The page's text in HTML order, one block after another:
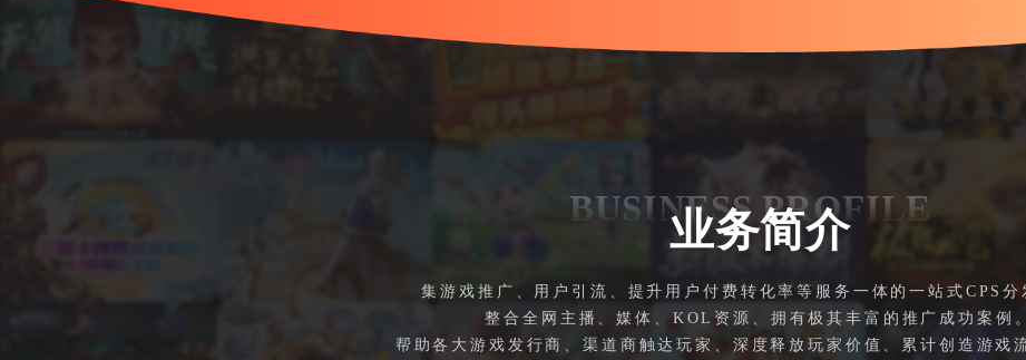
BUSINESS PROFILE
业务简介
集游戏推广、用户引流、提升用户付费转化率等服务一体的一站式CPS分
整合全网主播、媒体、KOL资源、拥有极其丰富的推广成功案例。
帮助各大游戏发行商、渠道商触达玩家、深度释放玩家价值、累计创造游戏